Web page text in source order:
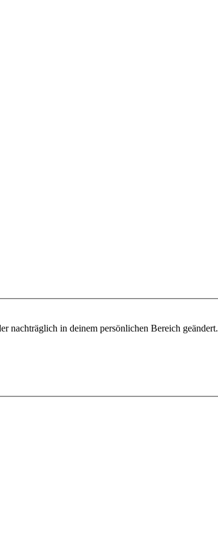
nachträglich in deinem persönlichen Bereich geändert.